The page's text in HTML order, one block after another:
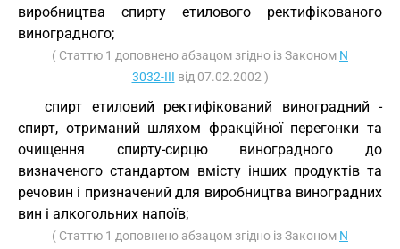
виробництва спирту етилового ректифікованого
виноградного;
( Статтю 1 доповнено абзацом згідно із Законом N
3032-III від 07.02.2002 )
спирт етиловий ректифікований виноградний -
спирт, отриманий шляхом фракційної перегонки та
очищення спирту-сирцю виноградного до
визначеного стандартом вмісту інших продуктів та
речовин і призначений для виробництва виноградних
вин і алкогольних напоїв;
( Статтю 1 доповнено абзацом згідно із Законом N